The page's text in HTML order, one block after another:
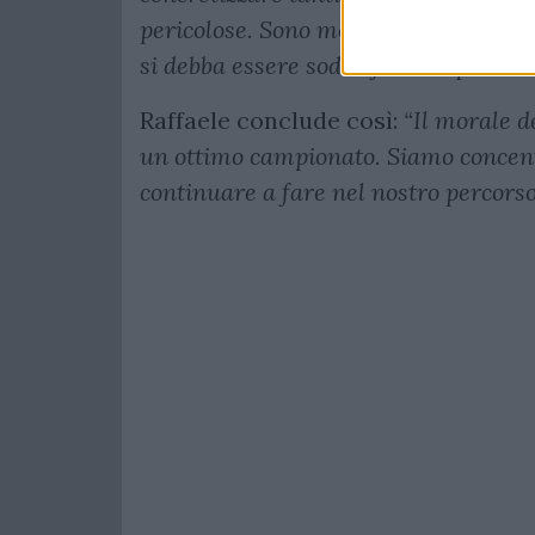
pericolose. Sono momenti di una
si debba essere soddisfatti di quel
Raffaele conclude così: “Il morale
un ottimo campionato. Siamo
continuare a fare nel nostro